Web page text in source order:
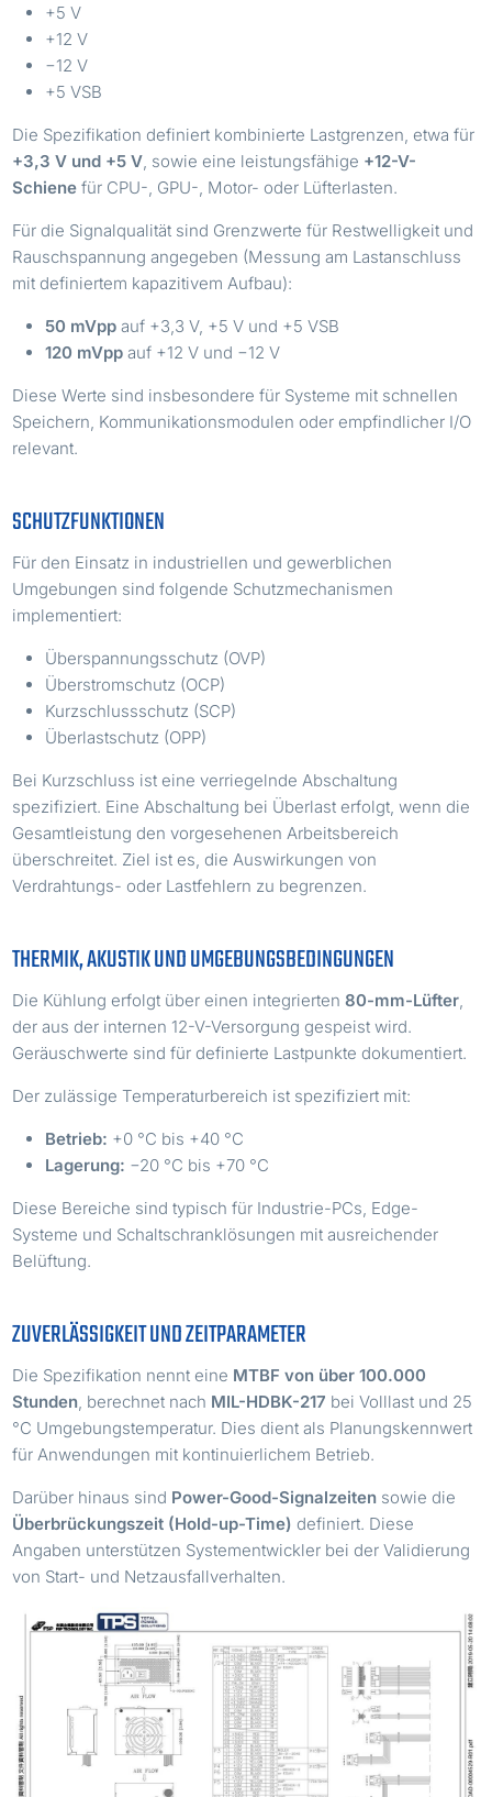
+5 V
+12 V
−12 V
+5 VSB
Die Spezifikation definiert kombinierte Lastgrenzen, etwa für
+3,3 V und +5 V , sowie eine leistungsfähige +12-V-
Schiene für CPU-, GPU-, Motor- oder Lüfterlasten.
Für die Signalqualität sind Grenzwerte für Restwelligkeit und
Rauschspannung angegeben (Messung am Lastanschluss
mit definiertem kapazitivem Aufbau):
50 mVpp auf +3,3 V, +5 V und +5 VSB
120 mVpp auf +12 V und −12 V
Diese Werte sind insbesondere für Systeme mit schnellen
Speichern, Kommunikationsmodulen oder empfindlicher I/O
relevant.
SCHUTZFUNKTIONEN
Für den Einsatz in industriellen und gewerblichen
Umgebungen sind folgende Schutzmechanismen
implementiert:
Überspannungsschutz (OVP)
Überstromschutz (OCP)
Kurzschlussschutz (SCP)
Überlastschutz (OPP)
Bei Kurzschluss ist eine verriegelnde Abschaltung
spezifiziert. Eine Abschaltung bei Überlast erfolgt, wenn die
Gesamtleistung den vorgesehenen Arbeitsbereich
überschreitet. Ziel ist es, die Auswirkungen von
Verdrahtungs- oder Lastfehlern zu begrenzen.
THERMIK, AKUSTIK UND UMGEBUNGSBEDINGUNGEN
Die Kühlung erfolgt über einen integrierten80-mm-Lüfter
der aus der internen 12-V-Versorgung gespeist wird.
Geräuschwerte sind für definierte Lastpunkte dokumentiert.
Der zulässige Temperaturbereich ist spezifiziert mit:
Betrieb: +0 °C bis +40 °C
Lagerung: −20 °C bis +70 °C
Diese Bereiche sind typisch für Industrie-PCs, Edge-
Systeme und Schaltschranklösungen mit ausreichender
Belüftung.
ZUVERLÄSSIGKEIT UND ZEITPARAMETER
Die Spezifikation nennt eine MTBF von über 100.000
Stunden , berechnet nach MIL-HDBK-217 bei Volllast und 25
°C Umgebungstemperatur. Dies dient als Planungskennwert
für Anwendungen mit kontinuierlichem Betrieb.
Darüber hinaus sind Power-Good-Signalzeiten sowie die
Überbrückungszeit (Hold-up-Time) definiert. Diese
Angaben unterstützen Systementwickler bei der Validierung
von Start- und Netzausfallverhalten.